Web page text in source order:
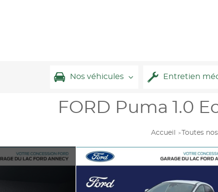
Nos véhicules Entretien
FORD Puma 1.0
Accueil Toutes